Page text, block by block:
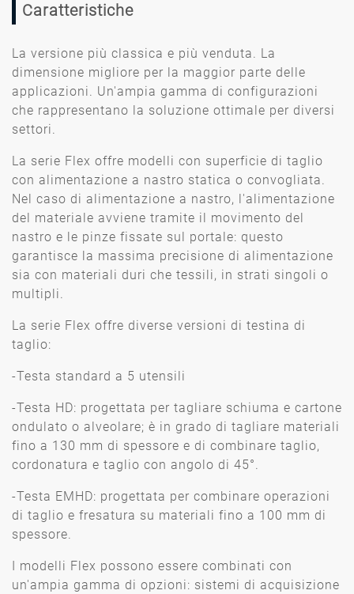
Caratteristiche
La versione più classica e più venduta. La
dimensione migliore per la maggior parte delle
applicazioni. Un'ampia gamma di configurazioni
che rappresentano la soluzione ottimale per diversi
settori.
La serie Flex offre modelli con superficie di taglio
con alimentazione a nastro statica o convogliata.
Nel caso di alimentazione a nastro, l'alimentazione
del materiale avviene tramite il movimento del
nastro e le pinze fissate sul portale: questo
garantisce la massima precisione di alimentazione
sia con materiali duri che tessili, in strati singoli o
multipli.
La serie Flex offre diverse versioni di testina di
taglio:
-Testa standard a 5 utensili
-Testa HD: progettata per tagliare schiuma e cartone
ondulato o alveolare; è in grado di tagliare materiali
fino a 130 mm di spessore e di combinare taglio,
cordonatura e taglio con angolo di 45°.
-Testa EMHD: progettata per combinare operazioni
di taglio e fresatura su materiali fino a 100 mm di
spessore.
I modelli Flex possono essere combinati con
un'ampia gamma di opzioni: sistemi di acquisizione